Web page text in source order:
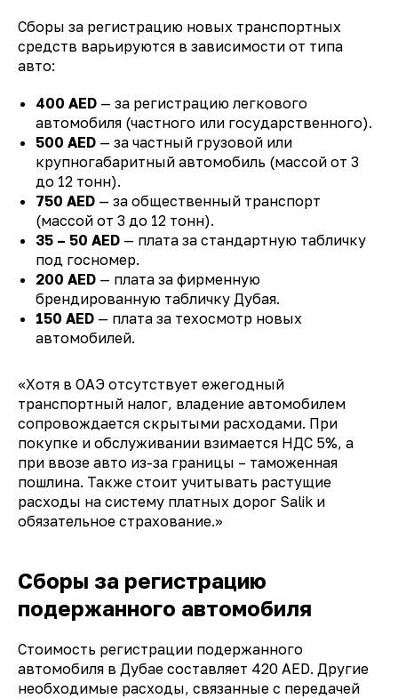
Сборы за регистрацию новых транспортных
средств варьируются в зависимости от типа
авто:
400 AED — за регистрацию легкового
автомобиля (частного или государственного).
500 AED — за частный грузовой или
крупногабаритный автомобиль (массой от 3
до 12 тонн).
750 AED — за общественный транспорт
(массой от 3 до 12 тонн).
35 – 50 AED — плата за стандартную табличку
под госномер.
200 AED — плата за фирменную
брендированную табличку Дубая.
150 AED — плата за техосмотр новых
автомобилей.
«Хотя в ОАЭ отсутствует ежегодный
транспортный налог, владение автомобилем
сопровождается скрытыми расходами. При
покупке и обслуживании взимается НДС 5%, а
при ввозе авто из-за границы – таможенная
пошлина. Также стоит учитывать растущие
расходы на систему платных дорог Salik и
обязательное страхование.»
Сборы за регистрацию
подержанного автомобиля
Стоимость регистрации подержанного
автомобиля в Дубае составляет 420 AED. Другие
необходимые расходы, связанные с передачей